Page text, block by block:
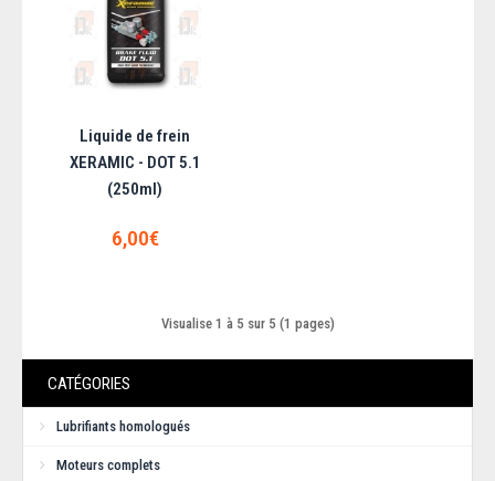
250ml) SAE J1703
Le Liquide de frein DENICOL - DOT 5.1 est un liquide synthétique pour les
systèmes de freinage..
Liquide de frein
XERAMIC - DOT 5.1
(250ml)
6,00€
Visualise 1 à 5 sur 5 (1 pages)
CATÉGORIES
Lubrifiants homologués
Moteurs complets